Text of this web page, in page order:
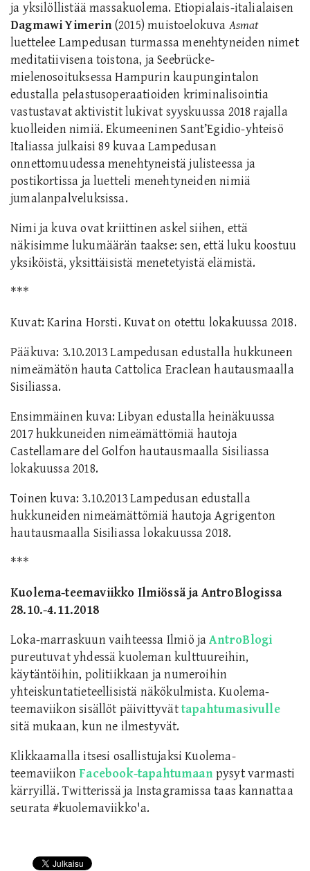
ja yksilöllistää massakuolema. Etiopialais-italialaisen
Dagmawi Yimerin(2015) muistoelokuvaAsmat
luettelee Lampedusan turmassa menehtyneiden nimet
meditatiivisena toistona, ja Seebrücke-
mielenosoituksessa Hampurin kaupungintalon
edustalla pelastusoperaatioiden kriminalisointia
vastustavat aktivistit lukivat syyskuussa 2018 rajalla
kuolleiden nimiä. Ekumeeninen Sant’Egidio-yhteisö
Italiassa julkaisi 89 kuvaa Lampedusan
onnettomuudessa menehtyneistä julisteessa ja
postikortissa ja luetteli menehtyneiden nimiä
jumalanpalveluksissa.
Nimi ja kuva ovat kriittinen askel siihen, että
näkisimme lukumäärän taakse: sen, että luku koostuu
yksiköistä, yksittäisistä menetetyistä elämistä.
***
Kuvat: Karina Horsti. Kuvat on otettu lokakuussa 2018.
Pääkuva: 3.10.2013 Lampedusan edustalla hukkuneen
nimeämätön hauta Cattolica Eraclean hautausmaalla
Sisiliassa.
Ensimmäinen kuva: Libyan edustalla heinäkuussa
2017 hukkuneiden nimeämättömiä hautoja
Castellamare del Golfon hautausmaalla Sisiliassa
lokakuussa 2018.
Toinen kuva: 3.10.2013 Lampedusan edustalla
hukkuneiden nimeämättömiä hautoja Agrigenton
hautausmaalla Sisiliassa lokakuussa 2018.
***
Kuolema-teemaviikko Ilmiössä ja AntroBlogissa
28.10.-4.11.2018
Loka-marraskuun vaihteessa Ilmiö jaAntroBlogi
pureutuvat yhdessä kuoleman kulttuureihin,
käytäntöihin, politiikkaan ja numeroihin
yhteiskuntatieteellisistä näkökulmista. Kuolema-
teemaviikon sisällöt päivittyvättapahtumasivulle
sitä mukaan, kun ne ilmestyvät.
Klikkaamalla itsesi osallistujaksi Kuolema-
teemaviikonFacebook-tapahtumaanpysyt varmasti
kärryillä. Twitterissä ja Instagramissa taas kannattaa
seurata #kuolemaviikko'a.